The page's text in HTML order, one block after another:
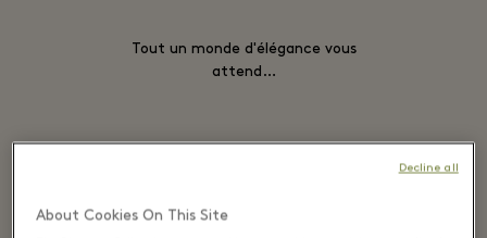
Tout un monde d'élégance vous
attend…
About Cookies On This Site
Decline all